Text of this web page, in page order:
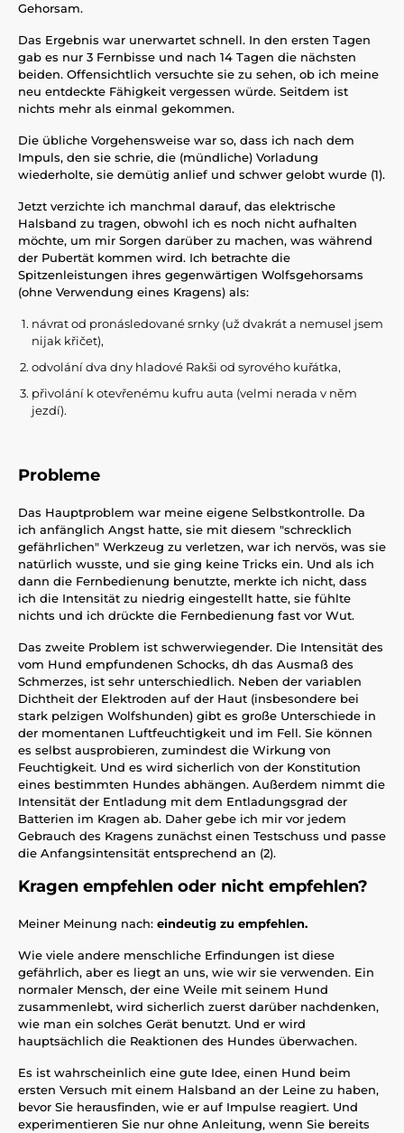
Gehorsam.
Das Ergebnis war unerwartet schnell. In den ersten Tagen
gab es nur 3 Fernbisse und nach 14 Tagen die nächsten
beiden. Offensichtlich versuchte sie zu sehen, ob ich meine
neu entdeckte Fähigkeit vergessen würde. Seitdem ist
nichts mehr als einmal gekommen.
Die übliche Vorgehensweise war so, dass ich nach dem
Impuls, den sie schrie, die (mündliche) Vorladung
wiederholte, sie demütig anlief und schwer gelobt wurde (1).
Jetzt verzichte ich manchmal darauf, das elektrische
Halsband zu tragen, obwohl ich es noch nicht aufhalten
möchte, um mir Sorgen darüber zu machen, was während
der Pubertät kommen wird. Ich betrachte die
Spitzenleistungen ihres gegenwärtigen Wolfsgehorsams
(ohne Verwendung eines Kragens) als:
návrat od pronásledované srnky (už dvakrát a nemusel jsem
nijak křičet),
odvolání dva dny hladové Rakši od syrového kuřátka,
přivolání k otevřenému kufru auta (velmi nerada v něm
jezdí).
Probleme
Das Hauptproblem war meine eigene Selbstkontrolle. Da
ich anfänglich Angst hatte, sie mit diesem "schrecklich
gefährlichen" Werkzeug zu verletzen, war ich nervös, was sie
natürlich wusste, und sie ging keine Tricks ein. Und als ich
dann die Fernbedienung benutzte, merkte ich nicht, dass
ich die Intensität zu niedrig eingestellt hatte, sie fühlte
nichts und ich drückte die Fernbedienung fast vor Wut.
Das zweite Problem ist schwerwiegender. Die Intensität des
vom Hund empfundenen Schocks, dh das Ausmaß des
Schmerzes, ist sehr unterschiedlich. Neben der variablen
Dichtheit der Elektroden auf der Haut (insbesondere bei
stark pelzigen Wolfshunden) gibt es große Unterschiede in
der momentanen Luftfeuchtigkeit und im Fell. Sie können
es selbst ausprobieren, zumindest die Wirkung von
Feuchtigkeit. Und es wird sicherlich von der Konstitution
eines bestimmten Hundes abhängen. Außerdem nimmt die
Intensität der Entladung mit dem Entladungsgrad der
Batterien im Kragen ab. Daher gebe ich mir vor jedem
Gebrauch des Kragens zunächst einen Testschuss und passe
die Anfangsintensität entsprechend an (2).
Kragen empfehlen oder nicht empfehlen?
Meiner Meinung nach: eindeutig zu empfehlen.
Wie viele andere menschliche Erfindungen ist diese
gefährlich, aber es liegt an uns, wie wir sie verwenden. Ein
normaler Mensch, der eine Weile mit seinem Hund
zusammenlebt, wird sicherlich zuerst darüber nachdenken,
wie man ein solches Gerät benutzt. Und er wird
hauptsächlich die Reaktionen des Hundes überwachen.
Es ist wahrscheinlich eine gute Idee, einen Hund beim
ersten Versuch mit einem Halsband an der Leine zu haben,
bevor Sie herausfinden, wie er auf Impulse reagiert. Und
experimentieren Sie nur ohne Anleitung, wenn Sie bereits